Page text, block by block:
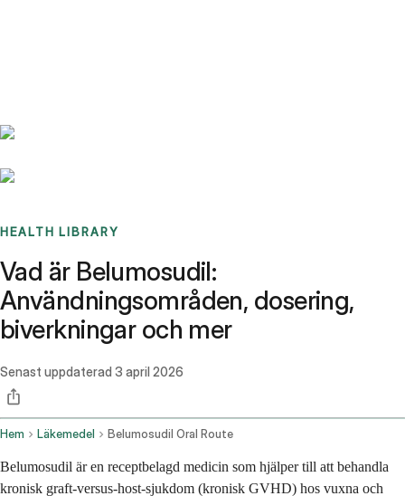
HEALTH LIBRARY
Vad är Belumosudil:
Användningsområden, dosering,
biverkningar och mer
Senast uppdaterad 3 april 2026
Hem Läkemedel Belumosudil Oral Route
Belumosudil är en receptbelagd medicin som hjälper till att behandla
kronisk graft-versus-host-sjukdom (kronisk GVHD) hos vuxna och